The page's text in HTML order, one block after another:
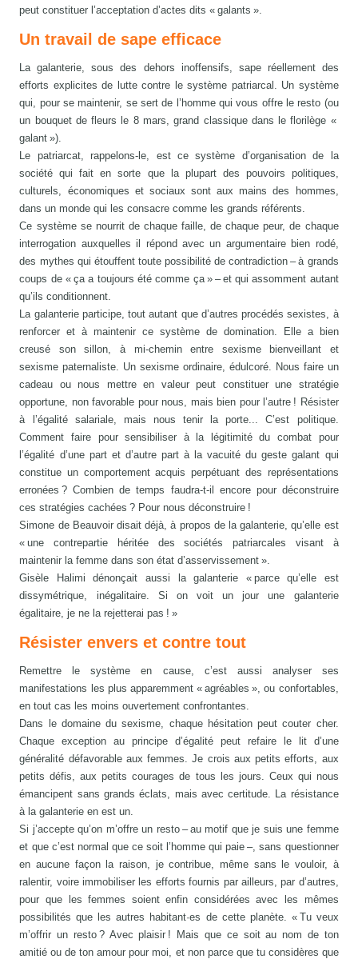
peut constituer l’acceptation d’actes dits « galants ».
Un travail de sape efficace
La galanterie, sous des dehors inoffensifs, sape réellement des
efforts explicites de lutte contre le système patriarcal. Un système
qui, pour se maintenir, se sert de l’homme qui vous offre le resto (ou
un bouquet de fleurs le 8 mars, grand classique dans le florilège «
galant »).
Le patriarcat, rappelons-le, est ce système d’organisation de la
société qui fait en sorte que la plupart des pouvoirs politiques,
culturels, économiques et sociaux sont aux mains des hommes,
dans un monde qui les consacre comme les grands référents.
Ce système se nourrit de chaque faille, de chaque peur, de chaque
interrogation auxquelles il répond avec un argumentaire bien rodé,
des mythes qui étouffent toute possibilité de contradiction – à grands
coups de « ça a toujours été comme ça » – et qui assomment autant
qu’ils conditionnent.
La galanterie participe, tout autant que d’autres procédés sexistes, à
renforcer et à maintenir ce système de domination. Elle a bien
creusé son sillon, à mi-chemin entre sexisme bienveillant et
sexisme paternaliste. Un sexisme ordinaire, édulcoré. Nous faire un
cadeau ou nous mettre en valeur peut constituer une stratégie
opportune, non favorable pour nous, mais bien pour l’autre ! Résister
à l’égalité salariale, mais nous tenir la porte... C’est politique.
Comment faire pour sensibiliser à la légitimité du combat pour
l’égalité d’une part et d’autre part à la vacuité du geste galant qui
constitue un comportement acquis perpétuant des représentations
erronées ? Combien de temps faudra-t-il encore pour déconstruire
ces stratégies cachées ? Pour nous déconstruire !
Simone de Beauvoir disait déjà, à propos de la galanterie, qu’elle est
« une contrepartie héritée des sociétés patriarcales visant à
maintenir la femme dans son état d’asservissement ».
Gisèle Halimi dénonçait aussi la galanterie « parce qu’elle est
dissymétrique, inégalitaire. Si on voit un jour une galanterie
égalitaire, je ne la rejetterai pas ! »
Résister envers et contre tout
Remettre le système en cause, c’est aussi analyser ses
manifestations les plus apparemment « agréables », ou confortables,
en tout cas les moins ouvertement confrontantes.
Dans le domaine du sexisme, chaque hésitation peut couter cher.
Chaque exception au principe d’égalité peut refaire le lit d’une
généralité défavorable aux femmes. Je crois aux petits efforts, aux
petits défis, aux petits courages de tous les jours. Ceux qui nous
émancipent sans grands éclats, mais avec certitude. La résistance
à la galanterie en est un.
Si j’accepte qu’on m’offre un resto – au motif que je suis une femme
et que c’est normal que ce soit l’homme qui paie –, sans questionner
en aucune façon la raison, je contribue, même sans le vouloir, à
ralentir, voire immobiliser les efforts fournis par ailleurs, par d’autres,
pour que les femmes soient enfin considérées avec les mêmes
possibilités que les autres habitant·es de cette planète. « Tu veux
m’offrir un resto ? Avec plaisir ! Mais que ce soit au nom de ton
amitié ou de ton amour pour moi, et non parce que tu considères que